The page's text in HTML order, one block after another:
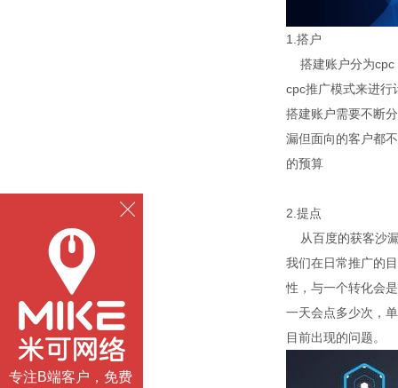
1.搭户
搭建账户分为cpc
cpc推广模式来进行
搭建账户需要不断
漏但面向的客户都
的预算
2.提点
从百度的获客沙
我们在日常推广的
性，与一个转化会
一天会点多少次，
目前出现的问题。
专注B端客户，免费